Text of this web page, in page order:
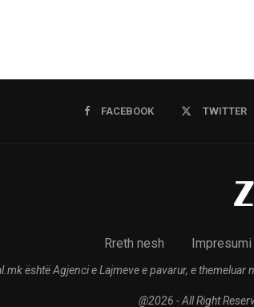
FACEBOOK TWITTER
Rreth nesh Impresumi
është Agjenci e Lajmeve e pavarur, e
@2026 - All Right